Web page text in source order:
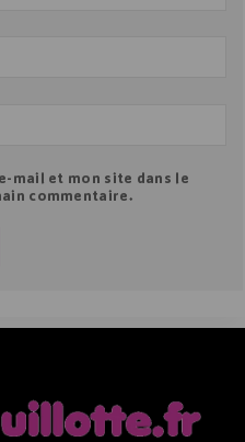
mail et mon site dans le
commentaire.